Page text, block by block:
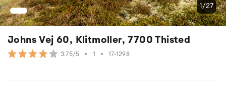
Johns Vej 60, Klitmoller, 7700 Thisted
3.75/5 • 1 • 17-1298
1/27